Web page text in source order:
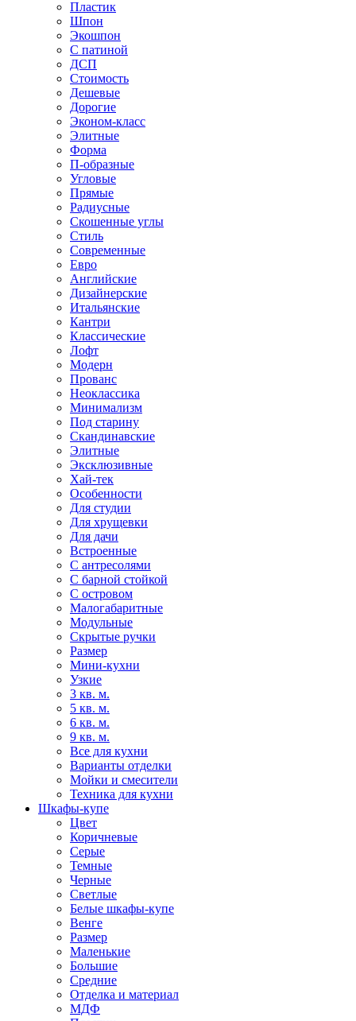
Пластик
Шпон
Экошпон
С патиной
ДСП
Стоимость
Дешевые
Дорогие
Эконом-класс
Элитные
Форма
П-образные
Угловые
Прямые
Радиусные
Скошенные углы
Стиль
Современные
Евро
Английские
Дизайнерские
Итальянские
Кантри
Классические
Лофт
Модерн
Прованс
Неоклассика
Минимализм
Под старину
Скандинавские
Элитные
Эксклюзивные
Хай-тек
Особенности
Для студии
Для хрущевки
Для дачи
Встроенные
С антресолями
С барной стойкой
С островом
Малогабаритные
Модульные
Скрытые ручки
Размер
Мини-кухни
Узкие
3 кв. м.
5 кв. м.
6 кв. м.
9 кв. м.
Все для кухни
Варианты отделки
Мойки и смесители
Техника для кухни
Шкафы-купе
Цвет
Коричневые
Серые
Темные
Черные
Светлые
Белые шкафы-купе
Венге
Размер
Маленькие
Большие
Средние
Отделка и материал
МДФ